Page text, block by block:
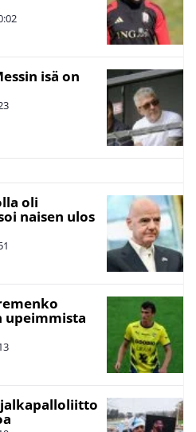
isä on
oli
naisen ulos
upeimmista